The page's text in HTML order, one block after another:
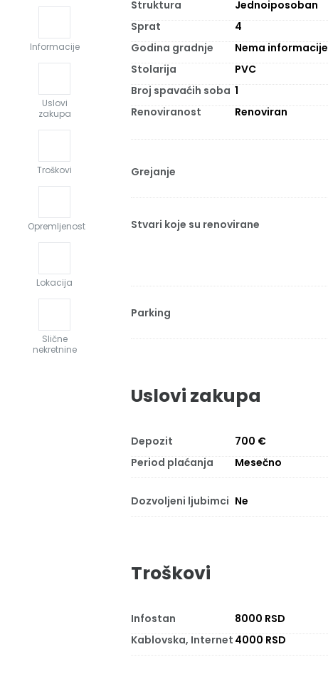
Informacije
Uslovi
zakupa
Troškovi
Opremljenost
Lokacija
Slične
nekretnine
Struktura Jednoiposoban
Sprat
4
Godina gradnje
Nema informacije
Stolarija
PVC
Broj spavaćih soba 1
Renoviranost
Renoviran
Grejanje
Stvari koje su renovirane
Parking
Uslovi zakupa
Depozit 700 €
Period plaćanja
Mesečno
Dozvoljeni ljubimci Ne
Troškovi
Infostan 8000 RSD
Kablovska, Internet 4000 RSD